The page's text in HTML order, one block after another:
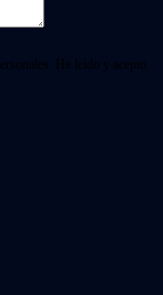
He leído y acepto